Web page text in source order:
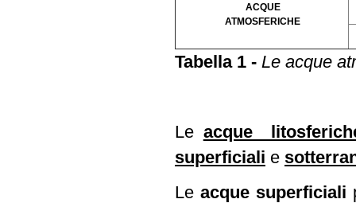
ACQUE
ATMOSFERICHE
Tabella 1 - Le acque
Le acque
superficiali e
Le acque superficiali